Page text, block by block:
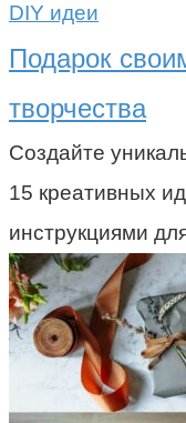
DIY идеи
Подарок
творчества
Создайте
15 креативных
инструкциями